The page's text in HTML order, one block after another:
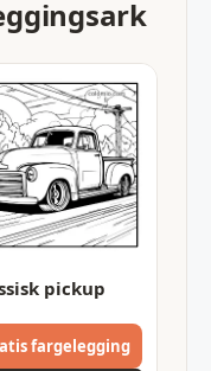
pickup
fargelegging